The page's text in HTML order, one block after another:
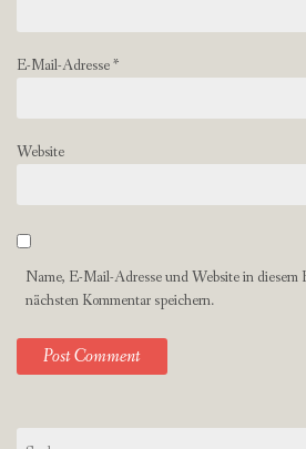
E-Mail-Adresse*
Website
Name, E-Mail-Adresse und Website in diesem
nächsten Kommentar speichern.